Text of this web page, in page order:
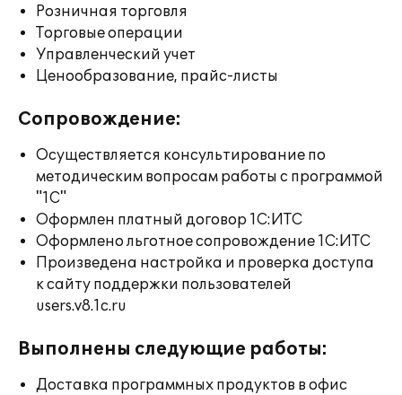
Розничная торговля
Торговые операции
Управленческий учет
Ценообразование, прайс-листы
Сопровождение:
Осуществляется консультирование по
методическим вопросам работы с программой
"1С"
Оформлен платный договор 1С:ИТС
Оформлено льготное сопровождение 1С:ИТС
Произведена настройка и проверка доступа
к сайту поддержки пользователей
users.v8.1c.ru
Выполнены следующие работы:
Доставка программных продуктов в офис